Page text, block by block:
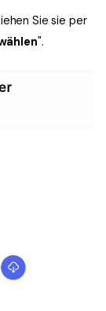
Sie sie per
".